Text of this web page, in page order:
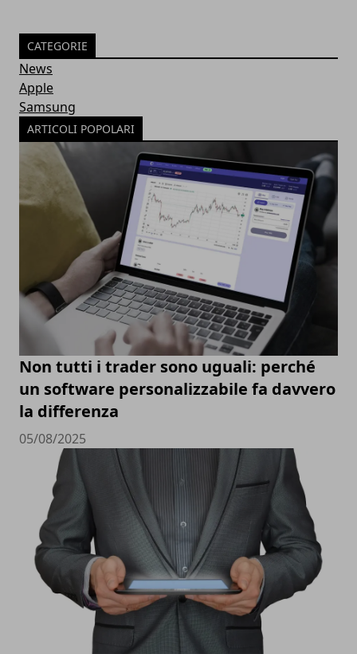
CATEGORIE
News
Apple
Samsung
ARTICOLI POPOLARI
Non tutti i trader sono uguali: perché
un software personalizzabile fa davvero
la differenza
05/08/2025